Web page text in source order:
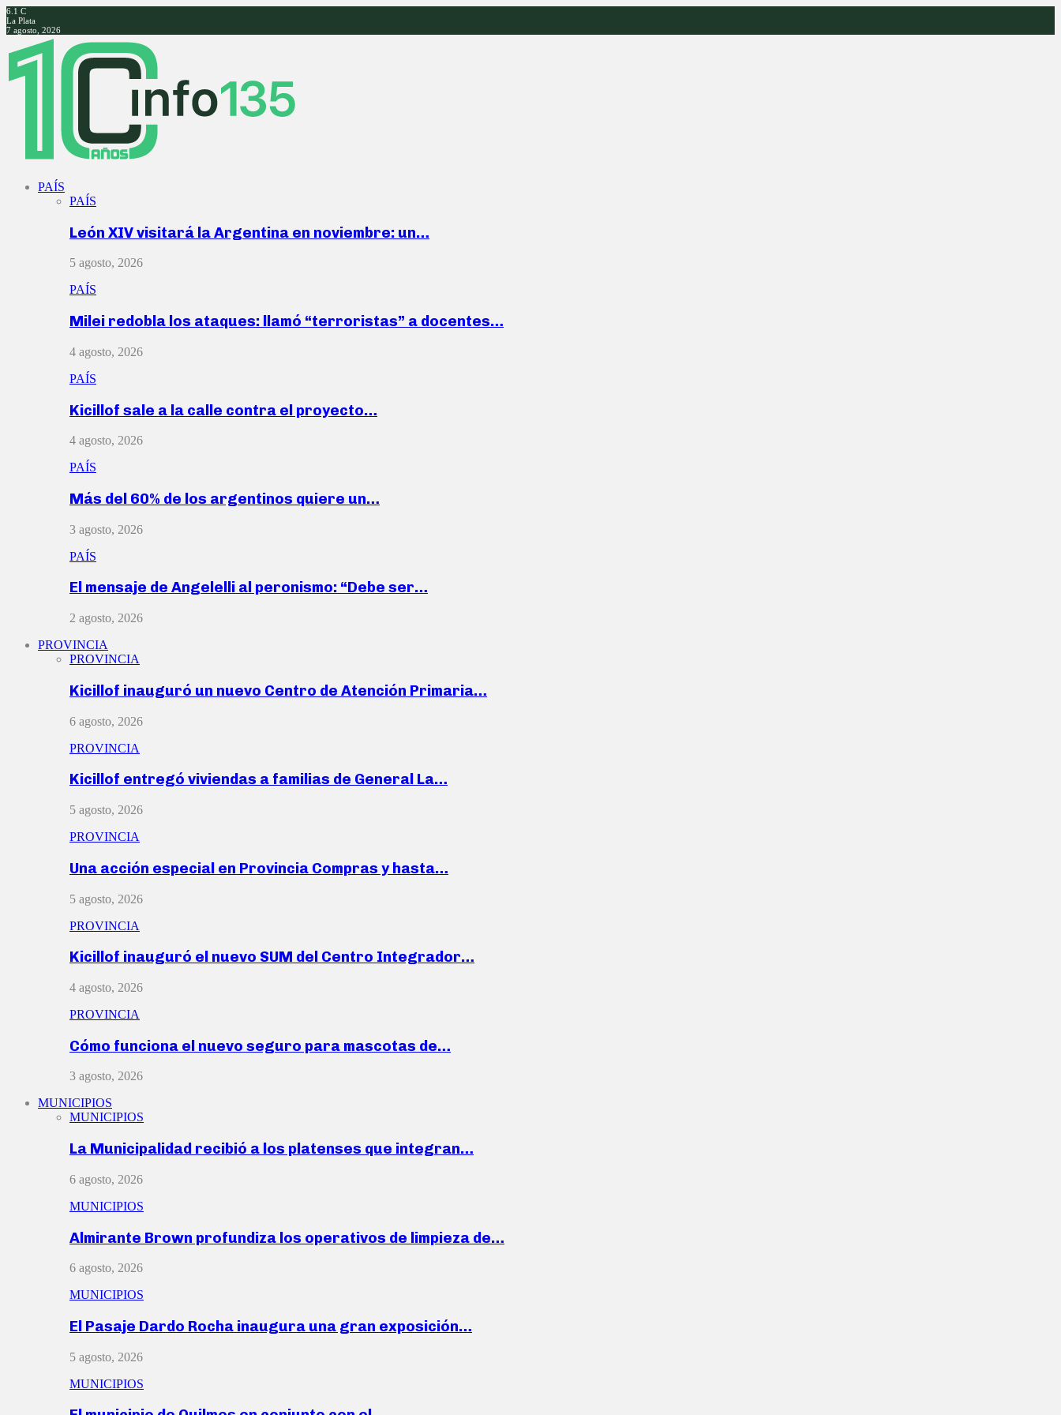
6.1 C
La Plata
7 agosto, 2026
Facebook
Twitter
Instagram
Youtube
PAÍS
PAÍS
León XIV visitará la Argentina en noviembre: un…
5 agosto, 2026
PAÍS
Milei redobla los ataques: llamó “terroristas” a docentes…
4 agosto, 2026
PAÍS
Kicillof sale a la calle contra el proyecto…
4 agosto, 2026
PAÍS
Más del 60% de los argentinos quiere un…
3 agosto, 2026
PAÍS
El mensaje de Angelelli al peronismo: “Debe ser…
2 agosto, 2026
PROVINCIA
PROVINCIA
Kicillof inauguró un nuevo Centro de Atención Primaria…
6 agosto, 2026
PROVINCIA
Kicillof entregó viviendas a familias de General La…
5 agosto, 2026
PROVINCIA
Una acción especial en Provincia Compras y hasta…
5 agosto, 2026
PROVINCIA
Kicillof inauguró el nuevo SUM del Centro Integrador…
4 agosto, 2026
PROVINCIA
Cómo funciona el nuevo seguro para mascotas de…
3 agosto, 2026
MUNICIPIOS
MUNICIPIOS
La Municipalidad recibió a los platenses que integran…
6 agosto, 2026
MUNICIPIOS
Almirante Brown profundiza los operativos de limpieza de…
6 agosto, 2026
MUNICIPIOS
El Pasaje Dardo Rocha inaugura una gran exposición…
5 agosto, 2026
MUNICIPIOS